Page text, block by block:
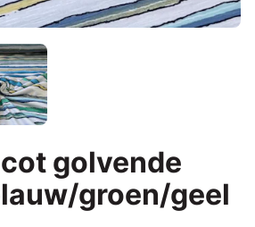
golvende
groen/geel